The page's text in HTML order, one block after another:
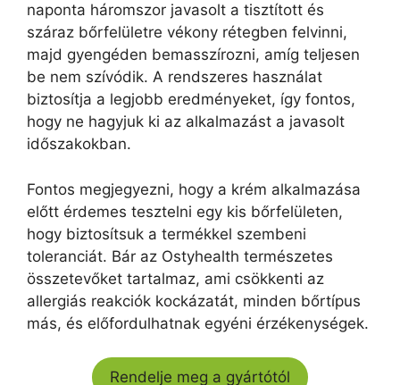
naponta háromszor javasolt a tisztított és
száraz bőrfelületre vékony rétegben felvinni,
majd gyengéden bemasszírozni, amíg teljesen
be nem szívódik. A rendszeres használat
biztosítja a legjobb eredményeket, így fontos,
hogy ne hagyjuk ki az alkalmazást a javasolt
időszakokban.
Fontos megjegyezni, hogy a krém alkalmazása
előtt érdemes tesztelni egy kis bőrfelületen,
hogy biztosítsuk a termékkel szembeni
toleranciát. Bár az Ostyhealth természetes
összetevőket tartalmaz, ami csökkenti az
allergiás reakciók kockázatát, minden bőrtípus
más, és előfordulhatnak egyéni érzékenységek.
Rendelje meg a gyártótól